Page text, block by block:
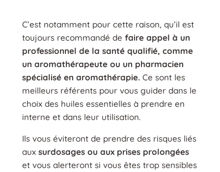
C’est notamment pour cette raison, qu’il est
toujours recommandé de faire appel à un
professionnel de la santé qualifié, comme
un aromathérapeute ou un pharmacien
spécialisé en aromathérapie. Ce sont les
meilleurs référents pour vous guider dans le
choix des huiles essentielles à prendre en
interne et dans leur utilisation.
Ils vous éviteront de prendre des risques liés
aux surdosages ou aux prises prolongées
et vous alerteront si vous êtes trop sensibles